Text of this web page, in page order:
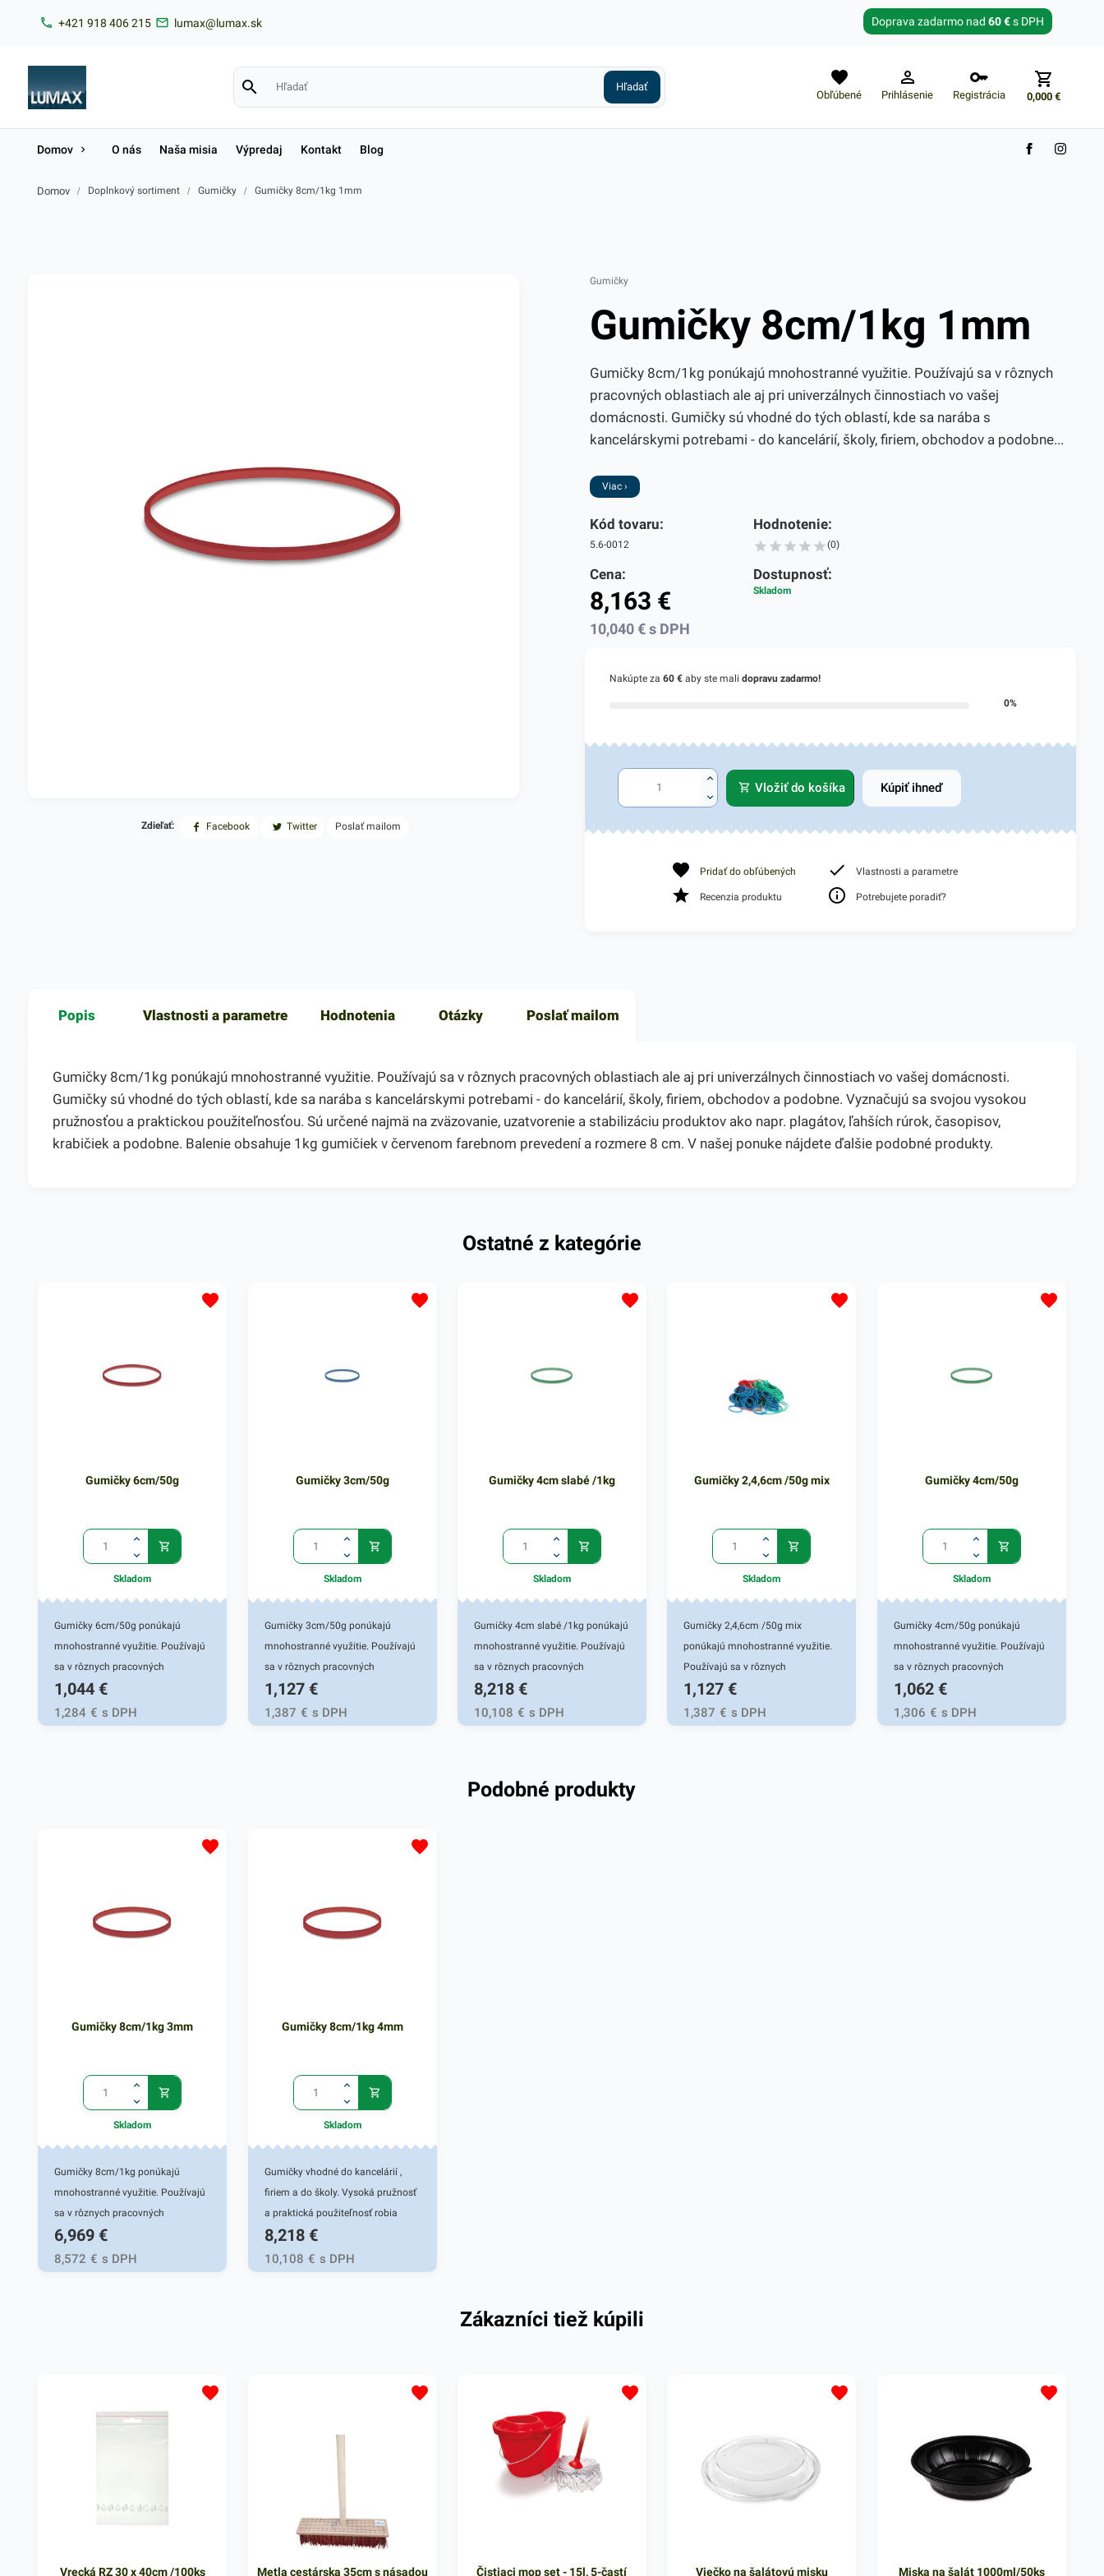
+421 918 406 215 lumax@lumax.sk Doprava zadarmo nad 60 €s DPH
Obľúbené Prihlásenie Registrácia 0,000€
Zabudnuté heslo?
Domov O nás Naša misia Výpredaj Kontakt Blog
Domov / Doplnkový sortiment / Gumičky / Gumičky 8cm/1kg 1mm
Zdieľať: Facebook Twitter Poslať mailom
Gumičky
Gumičky 8cm/1kg 1mm
Gumičky 8cm/1kg ponúkajú mnohostranné využitie. Používajú sa v rôznych
pracovných oblastiach ale aj pri univerzálnych činnostiach vo vašej
domácnosti. Gumičky sú vhodné do tých oblastí, kde sa narába s
kancelárskymi potrebami - do kancelárií, školy, firiem, obchodov a podobne...
Viac ›
Kód tovaru:
5.6-0012
Hodnotenie:
(0)
Cena:
8,163 €
10,040€s DPH
Dostupnosť:
Skladom
Nakúpte za 60 €aby ste mali dopravu zadarmo!
0%
Vložiť do košíka Kúpiť ihneď
Pridať do obľúbených Vlastnosti a parametre
Recenzia produktu Potrebujete poradiť?
Popis Vlastnosti a parametre Hodnotenia Otázky Poslať mailom
Gumičky 8cm/1kg ponúkajú mnohostranné využitie. Používajú sa v rôznych pracovných oblastiach ale aj pri univerzálnych činnostiach vo vašej domácnosti.
Gumičky sú vhodné do tých oblastí, kde sa narába s kancelárskymi potrebami - do kancelárií, školy, firiem, obchodov a podobne. Vyznačujú sa svojou vysokou
pružnosťou a praktickou použiteľnosťou. Sú určené najmä na zväzovanie, uzatvorenie a stabilizáciu produktov ako napr. plagátov, ľahších rúrok, časopisov,
krabičiek a podobne. Balenie obsahuje 1kg gumičiek v červenom farebnom prevedení a rozmere 8 cm. V našej ponuke nájdete ďalšie podobné produkty.
Ostatné z kategórie
Gumičky 6cm/50g
Skladom
Gumičky 6cm/50g ponúkajú
mnohostranné využitie. Používajú
sa v rôznych pracovných
oblastiach ale aj pri univerzálnych
činnostiach vo vašej domácnosti.
Gumičky sú vhodné do tých
plagátov, časopisov, krabičiek a
podobne. Balenie obsahuje 50g
1,044 €
1,284 € s DPH
Gumičky 3cm/50g
Skladom
Gumičky 3cm/50g ponúkajú
mnohostranné využitie. Používajú
sa v rôznych pracovných
oblastiach ale aj pri univerzálnych
činnostiach vo vašej domácnosti.
Gumičky sú tiež vhodné do
vyžaduje väčšiu pevnosť a
odolnosť. Balenie obsahuje 50g
1,127 €
1,387 € s DPH
Gumičky 4cm slabé /1kg
Skladom
Gumičky 4cm slabé /1kg ponúkajú
mnohostranné využitie. Používajú
sa v rôznych pracovných
oblastiach ale aj pri univerzálnych
činnostiach vo vašej domácnosti.
Gumičky sú vhodné do tých
kancelárií, školy, firiem, obchodov a
8,218 €
10,108 € s DPH
Gumičky 2,4,6cm /50g mix
Skladom
Gumičky 2,4,6cm /50g mix
ponúkajú mnohostranné využitie.
Používajú sa v rôznych
pracovných oblastiach ale aj pri
univerzálnych činnostiach vo vašej
domácnosti. Gumičky sú vhodné
1,127 €
1,387 € s DPH
Gumičky 4cm/50g
Skladom
Gumičky 4cm/50g ponúkajú
mnohostranné využitie. Používajú
sa v rôznych pracovných
oblastiach ale aj pri univerzálnych
činnostiach vo vašej domácnosti.
Gumičky sú vhodné do tých
1,062 €
1,306 € s DPH
Podobné produkty
Gumičky 8cm/1kg 3mm
Skladom
Gumičky 8cm/1kg ponúkajú
mnohostranné využitie. Používajú
sa v rôznych pracovných
oblastiach ale aj pri univerzálnych
činnostiach vo vašej domácnosti.
Gumičky sú vhodné do tých
na zväzovanie, uzatvorenie a
6,969 €
8,572 € s DPH
Gumičky 8cm/1kg 4mm
Skladom
Gumičky vhodné do kancelárií ,
firiem a do školy. Vysoká pružnosť
a praktická použiteľnosť robia
svelý mix. So zvýšenou pevnosťou
pre rozšírenie využitia v prostredí
ktoré vyžaduje aj väčšiu pevnosť.
8,218 €
10,108 € s DPH
Zákazníci tiež kúpili
Vrecká RZ 30 x 40cm /100ks
Metla cestárska 35cm s násadou
Čistiaci mop set - 15l, 5-častí
Viečko na šalátovú misku
Miska na šalát 1000ml/50ks